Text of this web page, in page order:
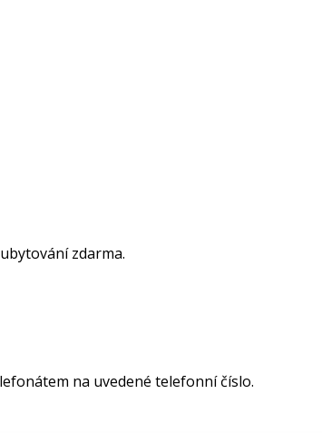
zdarma.
na uvedené telefonní číslo.